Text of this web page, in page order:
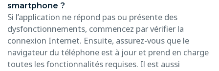
smartphone ?
Si l’application ne répond pas ou présente des
dysfonctionnements, commencez par vérifier la
connexion Internet. Ensuite, assurez-vous que le
navigateur du téléphone est à jour et prend en charge
toutes les fonctionnalités requises. Il est aussi